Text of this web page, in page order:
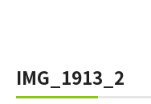
IMG_1913_2